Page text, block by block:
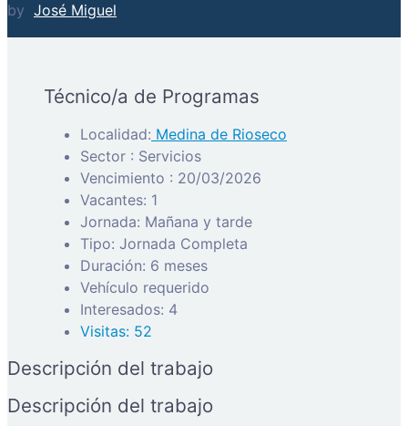
by José Miguel
Técnico/a de Programas
Localidad: Medina de Rioseco
Sector : Servicios
Vencimiento : 20/03/2026
Vacantes: 1
Jornada: Mañana y tarde
Tipo: Jornada Completa
Duración: 6 meses
Vehículo requerido
Interesados: 4
Visitas: 52
Descripción del trabajo
Descripción del trabajo